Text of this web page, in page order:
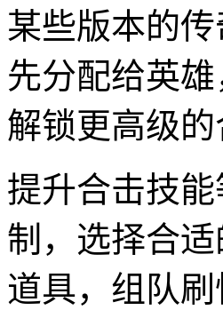
某些版本的
先分配给英
解锁更高级的
提升合击技
制，选择合
道具，组队